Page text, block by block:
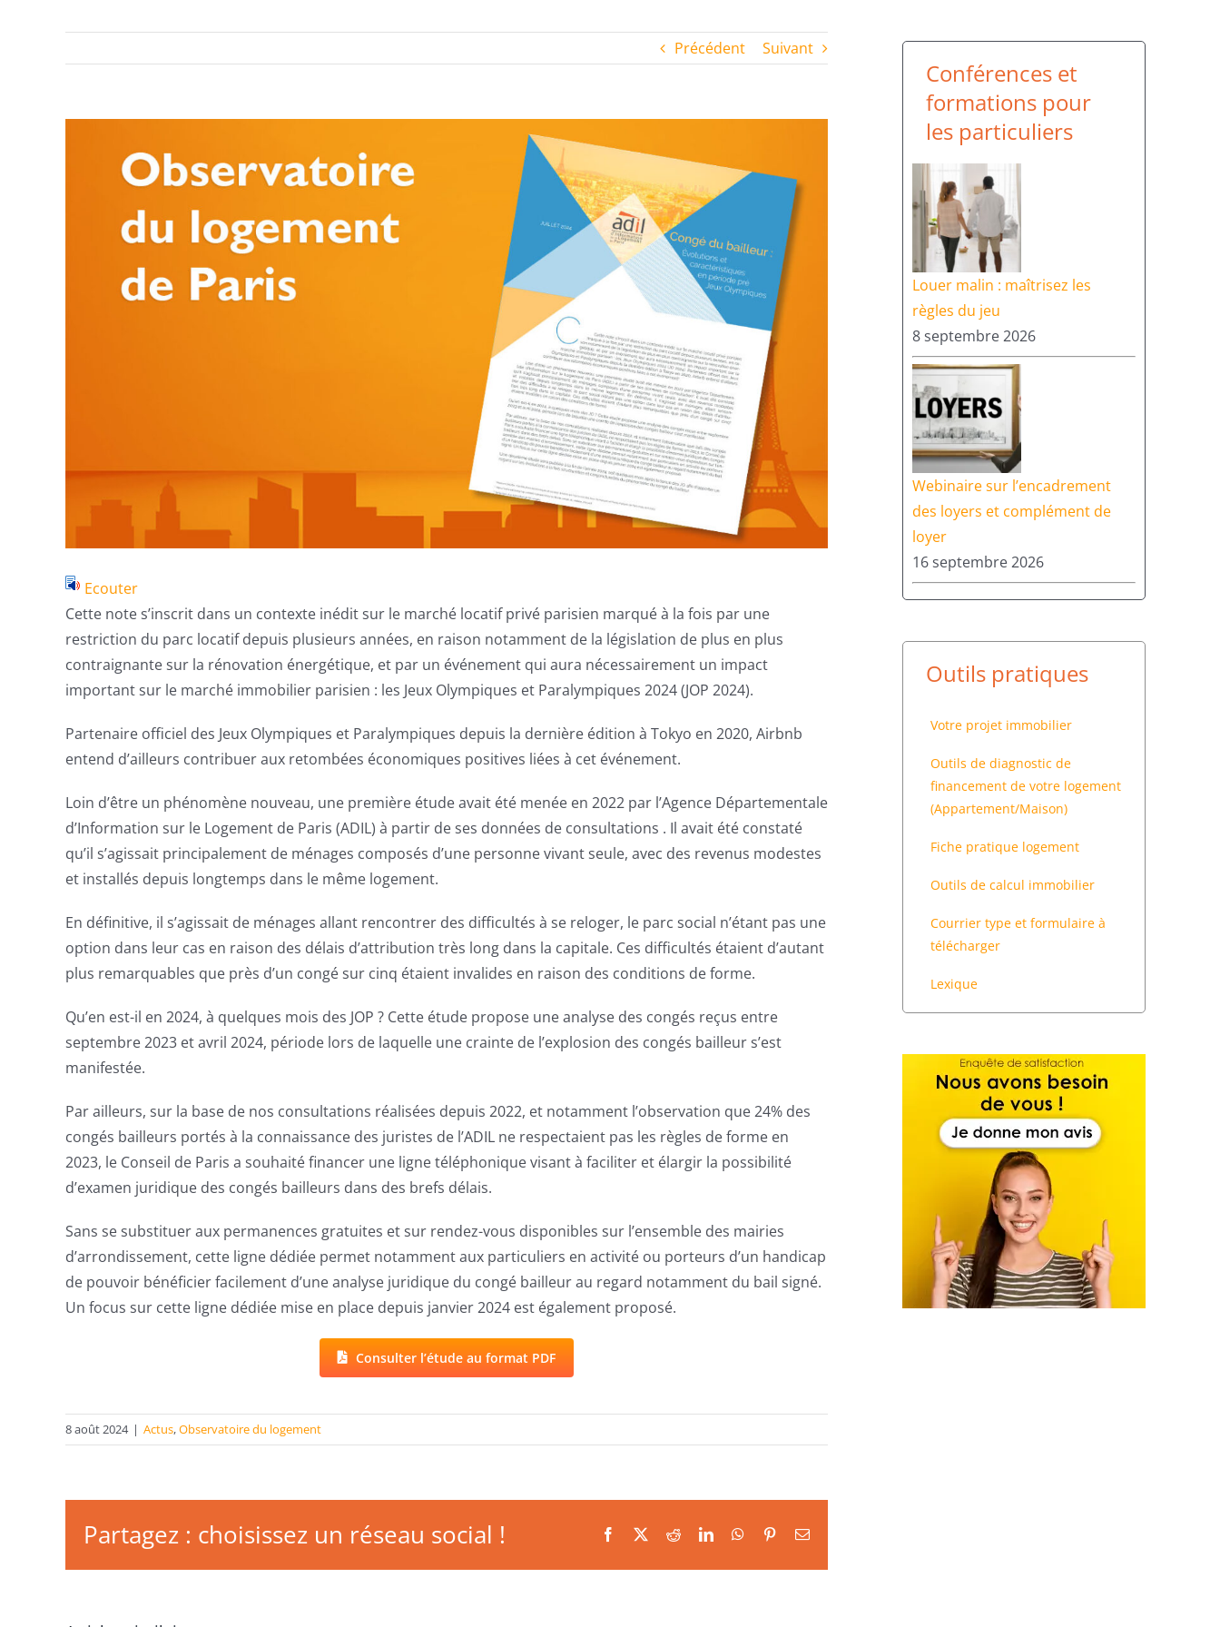
Précédent Suivant
agrandie
Ecouter
Cette note s’inscrit dans un contexte inédit sur le marché locatif privé parisien marqué à la fois par une
restriction du parc locatif depuis plusieurs années, en raison notamment de la législation de plus en plus
contraignante sur la rénovation énergétique, et par un événement qui aura nécessairement un impact
important sur le marché immobilier parisien : les Jeux Olympiques et Paralympiques 2024 (JOP 2024).
Partenaire officiel des Jeux Olympiques et Paralympiques depuis la dernière édition à Tokyo en 2020, Airbnb
entend d’ailleurs contribuer aux retombées économiques positives liées à cet événement.
Loin d’être un phénomène nouveau, une première étude avait été menée en 2022 par l’Agence Départementale
d’Information sur le Logement de Paris (ADIL) à partir de ses données de consultations . Il avait été constaté
qu’il s’agissait principalement de ménages composés d’une personne vivant seule, avec des revenus modestes
et installés depuis longtemps dans le même logement.
En définitive, il s’agissait de ménages allant rencontrer des difficultés à se reloger, le parc social n’étant pas une
option dans leur cas en raison des délais d’attribution très long dans la capitale. Ces difficultés étaient d’autant
plus remarquables que près d’un congé sur cinq étaient invalides en raison des conditions de forme.
Qu’en est-il en 2024, à quelques mois des JOP ? Cette étude propose une analyse des congés reçus entre
septembre 2023 et avril 2024, période lors de laquelle une crainte de l’explosion des congés bailleur s’est
manifestée.
Par ailleurs, sur la base de nos consultations réalisées depuis 2022, et notamment l’observation que 24% des
congés bailleurs portés à la connaissance des juristes de l’ADIL ne respectaient pas les règles de forme en
2023, le Conseil de Paris a souhaité financer une ligne téléphonique visant à faciliter et élargir la possibilité
d’examen juridique des congés bailleurs dans des brefs délais.
Sans se substituer aux permanences gratuites et sur rendez-vous disponibles sur l’ensemble des mairies
d’arrondissement, cette ligne dédiée permet notamment aux particuliers en activité ou porteurs d’un handicap
de pouvoir bénéficier facilement d’une analyse juridique du congé bailleur au regard notamment du bail signé.
Un focus sur cette ligne dédiée mise en place depuis janvier 2024 est également proposé.
Consulter l’étude au format PDF
8 août 2024 | Actus,Observatoire du logement
Partagez : choisissez un réseau social ! Facebook RedditLinkedInWhatsApp
PinterestEmail
Conférences et
formations pour
les particuliers
Louer malin : maîtrisez les
règles du jeu
8 septembre 2026
Webinaire sur l’encadrement
des loyers et complément de
loyer
16 septembre 2026
Outils pratiques
Votre projet immobilier
Outils de diagnostic de
financement de votre logement
(Appartement/Maison)
Fiche pratique logement
Outils de calcul immobilier
Courrier type et formulaire à
télécharger
Lexique